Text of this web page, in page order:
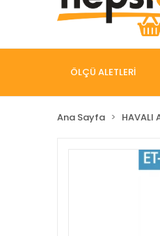
ÖLÇÜ ALETLERİ
Ana Sayfa HAVALI